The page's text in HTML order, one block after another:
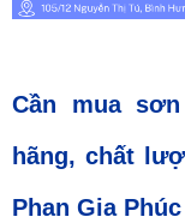
Cần mua
hãng, chất
Phan Gia Phúc